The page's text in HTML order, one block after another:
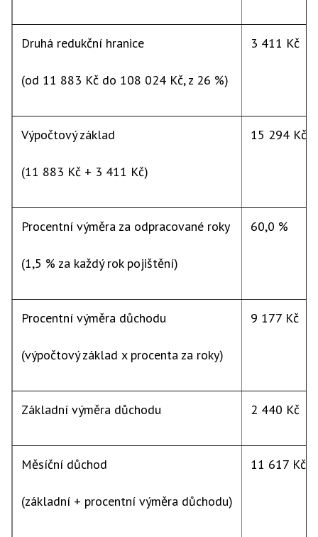
Druhá redukční hranice
(od 11 883 Kč do 108 024 Kč, z 26 %)
3 411 Kč
Výpočtový základ
(11 883 Kč + 3 411 Kč)
15 294 Kč
Procentní výměra za odpracované roky
(1,5 % za každý rok pojištění)
60,0 %
Procentní výměra důchodu
(výpočtový základ x procenta za roky)
9 177 Kč
Základní výměra důchodu 2 440 Kč
Měsíční důchod
(základní + procentní výměra důchodu)
11 617 Kč